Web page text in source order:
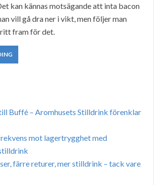
kan kännas motsägande att inta bacon
vill gå dra ner i vikt, men följer man
fram för det.
Buffé – Aromhusets Stilldrink förenklar
mot lagertrygghet med
färre returer, mer stilldrink – tack vare